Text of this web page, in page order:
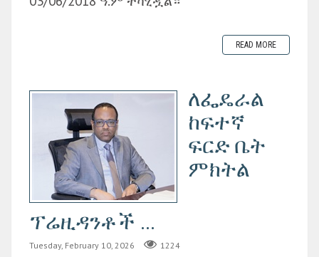
READ MORE
ለፌዴራል
ከፍተኛ
ፍርድ ቤት
ምክትል
ፕሬዚዳንቶች ...
Tuesday, February 10, 2026 1224